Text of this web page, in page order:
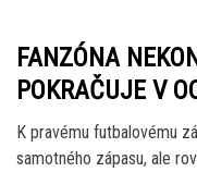
FANZÓNA
POKRAČUJE V
K pravému futbalovému
samotného zápasu, ale